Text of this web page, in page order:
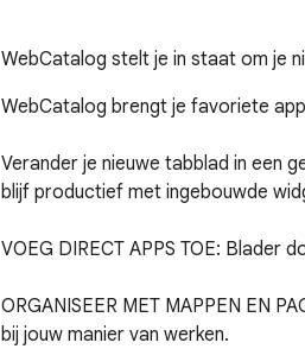
WebCatalog stelt je in staat om je
WebCatalog brengt je favoriete
Verander je nieuwe tabblad in een
blijf productief met ingebouwde
VOEG DIRECT APPS TOE: Blader
ORGANISEER MET MAPPEN EN
bij jouw manier van werken.